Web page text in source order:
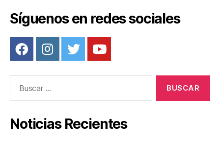
Síguenos en redes sociales
Noticias Recientes